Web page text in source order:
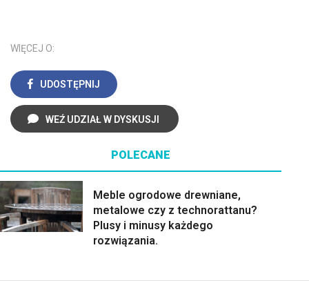
WIĘCEJ O:
UDOSTĘPNIJ
WEŹ UDZIAŁ W DYSKUSJI
POLECANE
Meble ogrodowe drewniane,
metalowe czy z technorattanu?
Plusy i minusy każdego
rozwiązania.